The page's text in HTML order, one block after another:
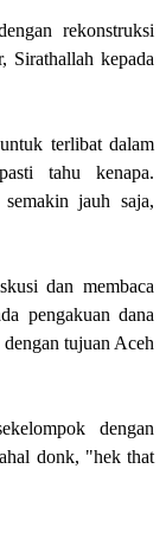
rekonstruksi
Sirathallah kepada
terlibat dalam
tahu kenapa.
jauh saja,
dan membaca
pengakuan dana
tujuan Aceh
dengan
donk, "hek that